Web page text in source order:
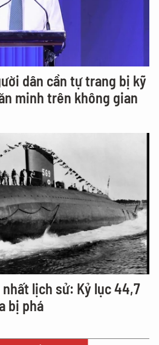
dân cần tự trang bị kỹ
minh trên không gian
lịch sử: Kỷ lục 44,7
bị phá